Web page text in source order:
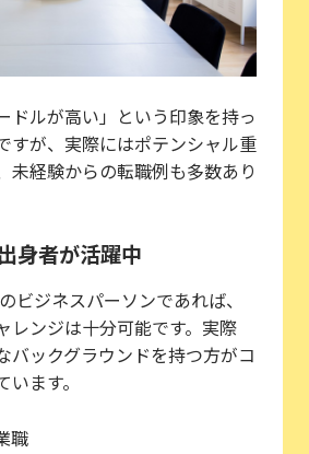
ドルが高い」という印象を持っ
すが、実際にはポテンシャル重
未経験からの転職例も多数あり
身者が活躍中
ビジネスパーソンであれば、
レンジは十分可能です。実際
バックグラウンドを持つ方がコ
ます。
職